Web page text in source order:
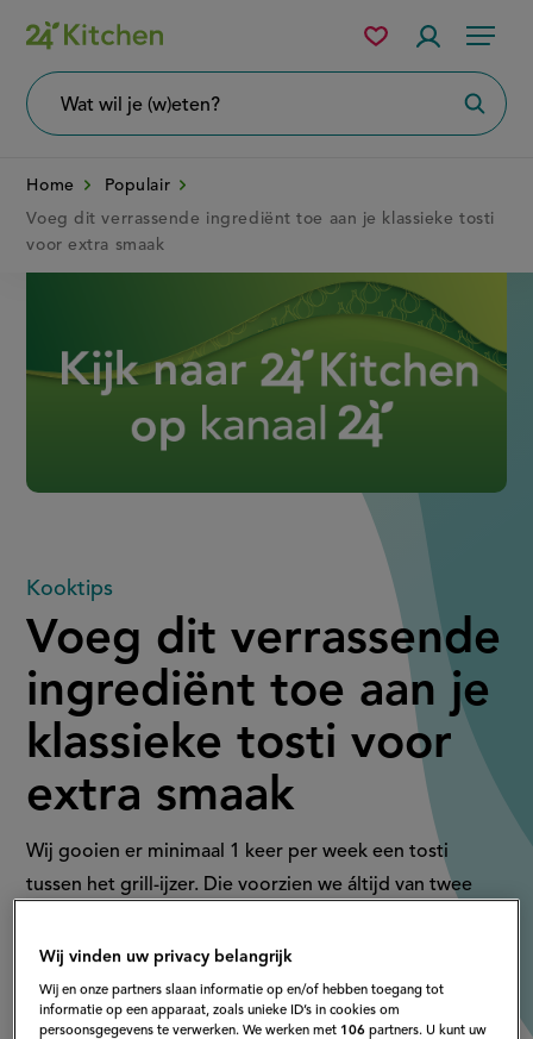
Overslaan
en
naar
Menu
wil
Mijn
bewaarde
Home
Populair
Voeg dit verrassende ingrediënt toe aan je klassieke tosti
voor extra smaak
Voeg
dit
verrassende
ingrediënt
toe
aan
je
klassieke
tosti
Kooktips
Voeg dit verrassende
ingrediënt toe aan je
klassieke tosti voor
extra smaak
Wij gooien er minimaal 1 keer per week een tosti
tussen het grill-ijzer. Die voorzien we áltijd van twee
steeds meer mensen dit ingrediënt toevoegen voor
extra smaak.
Wij vinden uw privacy belangrijk
Wij en onze partners slaan informatie op en/of hebben toegang tot
informatie op een apparaat, zoals unieke ID’s in cookies om
persoonsgegevens te verwerken. We werken met 106 partners. U kunt uw